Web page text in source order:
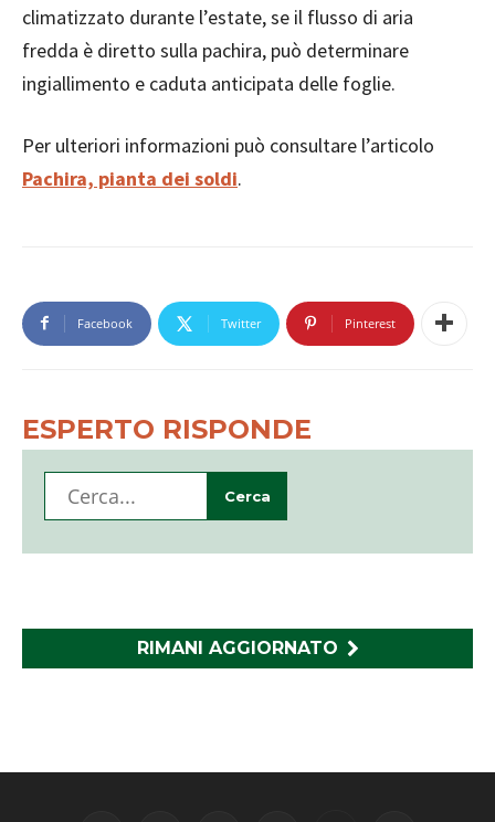
climatizzato durante l’estate, se il flusso di aria
fredda è diretto sulla pachira, può determinare
ingiallimento e caduta anticipata delle foglie.
Per ulteriori informazioni può consultare l’articolo
Pachira, pianta dei soldi.
Facebook Twitter Pinterest
ESPERTO RISPONDE
RIMANI AGGIORNATO